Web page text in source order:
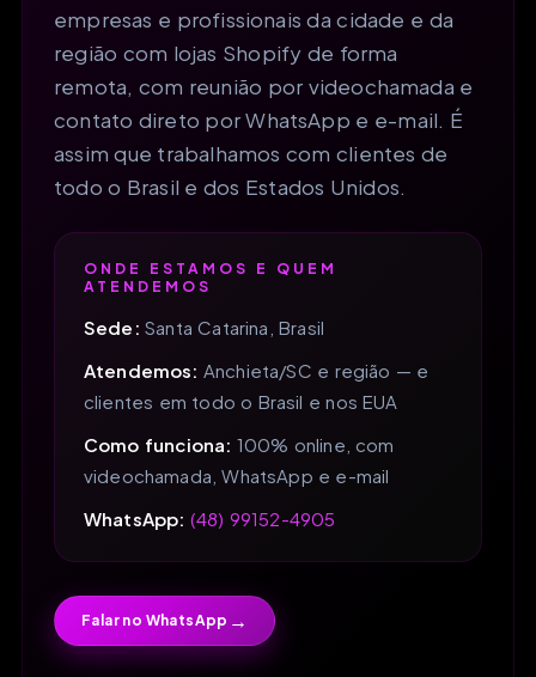
empresas e profissionais da cidade e da
região com lojas Shopify de forma
remota, com reunião por videochamada e
contato direto por WhatsApp e e-mail. É
assim que trabalhamos com clientes de
todo o Brasil e dos Estados Unidos.
ONDE ESTAMOS E QUEM
ATENDEMOS
Sede: Santa Catarina, Brasil
Atendemos: Anchieta/SC e região — e
clientes em todo o Brasil e nos EUA
Como funciona: 100% online, com
videochamada, WhatsApp e e-mail
WhatsApp: (48) 99152-4905
Falar no WhatsApp →